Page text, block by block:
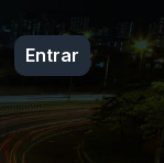
Entrar